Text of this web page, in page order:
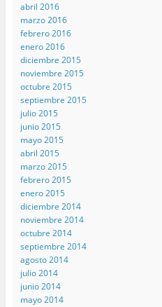
abril 2016
marzo 2016
febrero 2016
enero 2016
diciembre 2015
noviembre 2015
octubre 2015
septiembre 2015
julio 2015
junio 2015
mayo 2015
abril 2015
marzo 2015
febrero 2015
enero 2015
diciembre 2014
noviembre 2014
octubre 2014
septiembre 2014
agosto 2014
julio 2014
junio 2014
mayo 2014